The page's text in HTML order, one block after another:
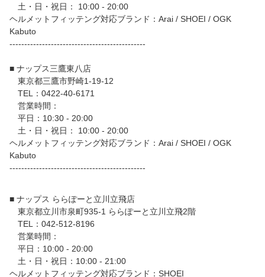
土・日・祝日： 10:00 - 20:00
ヘルメットフィッテング対応ブランド：Arai / SHOEI / OGK
Kabuto
----------------------------------------------
■ ナップス三鷹東八店
東京都三鷹市野崎1-19-12
TEL：0422-40-6171
営業時間：
平日：10:30 - 20:00
土・日・祝日： 10:00 - 20:00
ヘルメットフィッテング対応ブランド：Arai / SHOEI / OGK
Kabuto
----------------------------------------------
■ ナップス ららぽーと立川立飛店
東京都立川市泉町935-1 ららぽーと立川立飛2階
TEL：042-512-8196
営業時間：
平日：10:00 - 20:00
土・日・祝日：10:00 - 21:00
ヘルメットフィッテング対応ブランド：SHOEI